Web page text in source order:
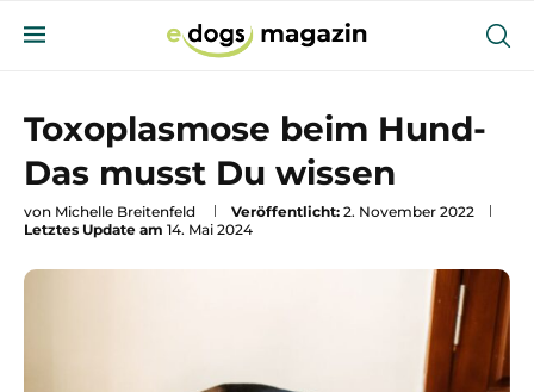
Toxoplasmose beim Hund-
Das musst Du wissen
von Michelle Breitenfeld Veröffentlicht: 2. November 2022
Letztes Update am 14. Mai 2024